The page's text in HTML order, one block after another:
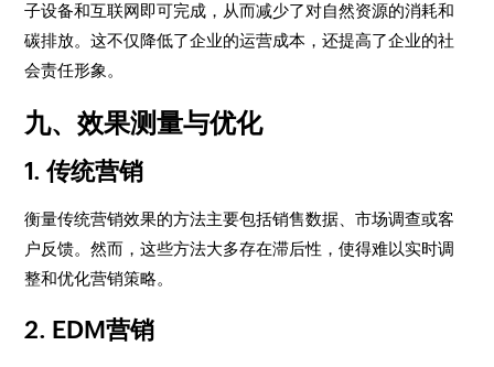
子设备和互联网即可完成，从而减少了对自然资源的消耗和
碳排放。这不仅降低了企业的运营成本，还提高了企业的社
会责任形象。
九、效果测量与优化
1. 传统营销
衡量传统营销效果的方法主要包括销售数据、市场调查或客
户反馈。然而，这些方法大多存在滞后性，使得难以实时调
整和优化营销策略。
2. EDM营销